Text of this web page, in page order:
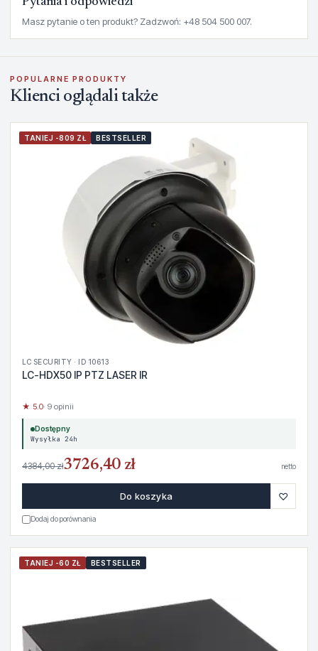
Masz pytanie o ten produkt? Zadzwoń: +48 504 500 007.
POPULARNE PRODUKTY
Klienci oglądali także
TANIEJ -809 ZŁ BESTSELLER
LC SECURITY · ID 10613
LC-HDX50 IP PTZ LASER IR
★ 5.0· 9 opinii
Dostępny
Wysyłka 24h
4384,00 zł3726,40 zł netto
Do koszyka ♡
Dodaj do porównania
TANIEJ -60 ZŁ BESTSELLER